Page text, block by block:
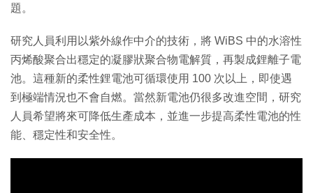
題。
研究人員利用以紫外線作中介的技術，將 WiBS 中的水溶性
丙烯酸聚合出穩定的凝膠狀聚合物電解質，再製成鋰離子電
池。這種新的柔性鋰電池可循環使用 100 次以上，即使遇
到極端情況也不會自燃。當然新電池仍很多改進空間，研究
人員希望將來可降低生產成本，並進一步提高柔性電池的性
能、穩定性和安全性。